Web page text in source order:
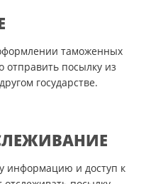
таможенных
отправить посылку из
государстве.
информацию и доступ к